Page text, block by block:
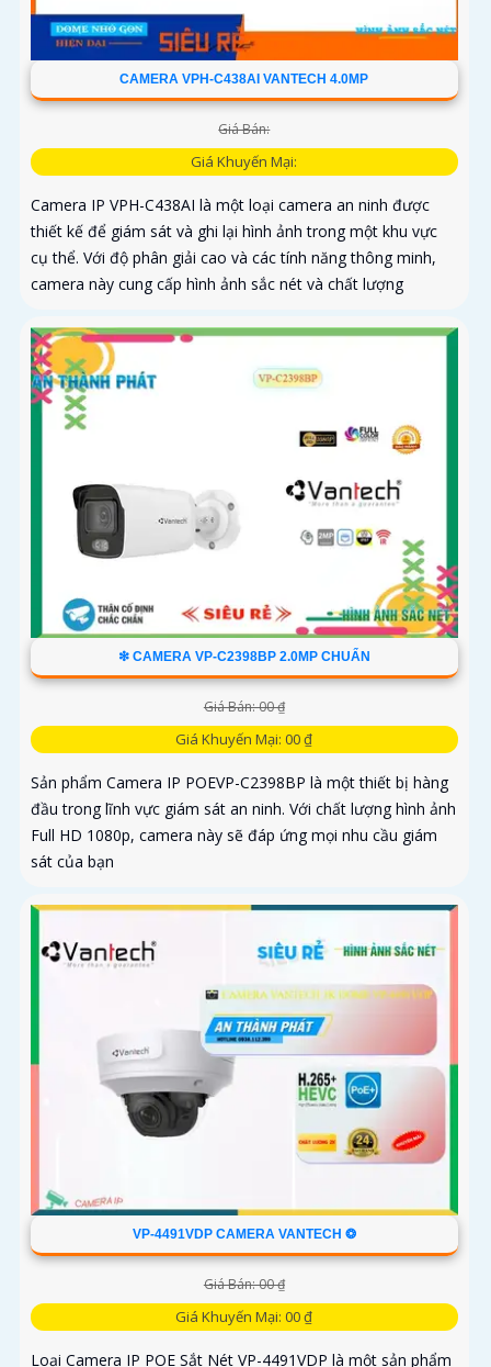
CAMERA VPH-C438AI VANTECH 4.0MP
Giá Bán:
Giá Khuyến Mại:
Camera IP VPH-C438AI là một loại camera an ninh được
thiết kế để giám sát và ghi lại hình ảnh trong một khu vực
cụ thể. Với độ phân giải cao và các tính năng thông minh,
camera này cung cấp hình ảnh sắc nét và chất lượng
❇ CAMERA VP-C2398BP 2.0MP CHUẨN
Giá Bán: 00 ₫
Giá Khuyến Mại: 00 ₫
Sản phẩm Camera IP POEVP-C2398BP là một thiết bị hàng
đầu trong lĩnh vực giám sát an ninh. Với chất lượng hình ảnh
Full HD 1080p, camera này sẽ đáp ứng mọi nhu cầu giám
sát của bạn
VP-4491VDP CAMERA VANTECH ❂
Giá Bán: 00 ₫
Giá Khuyến Mại: 00 ₫
Loại Camera IP POE Sắt Nét VP-4491VDP là một sản phẩm